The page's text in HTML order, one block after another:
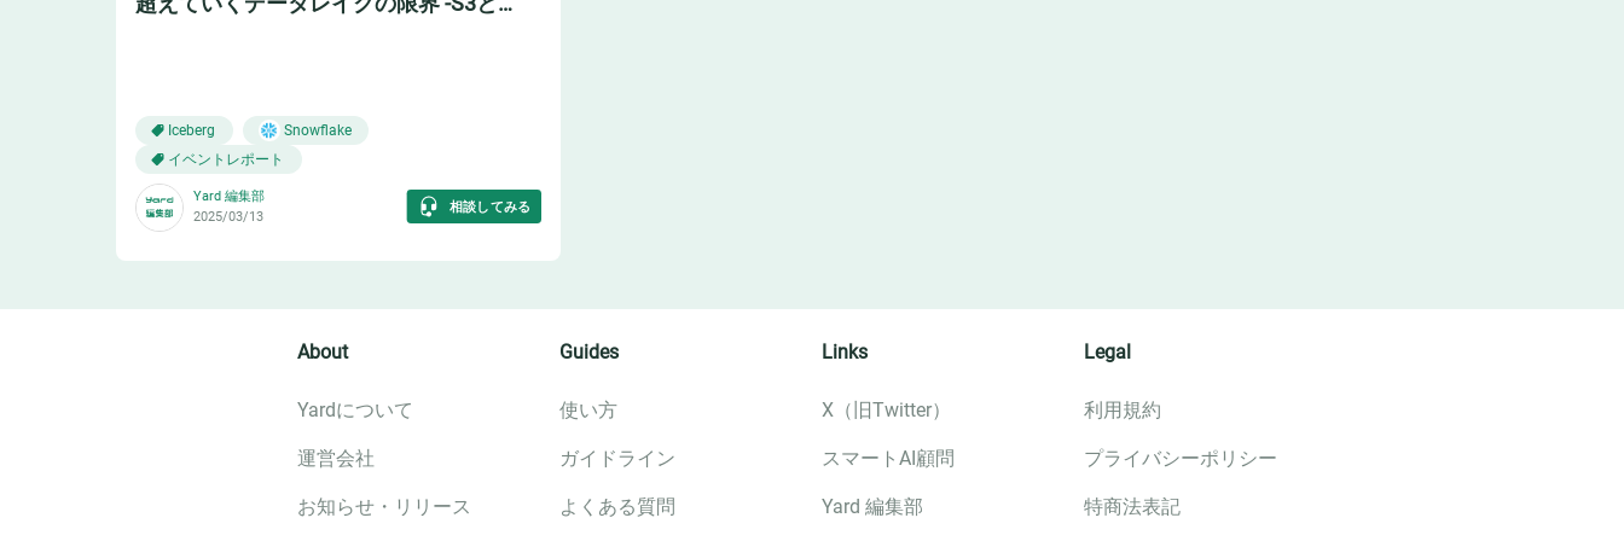
Iceberg
Snowflake
イベントレポート
Yard 編集部
2025/03/13
相談してみる
About
Yardについて
運営会社
お知らせ・リリース
Guides
使い方
ガイドライン
よくある質問
Links
X（旧Twitter）
スマートAI顧問
Yard 編集部
Legal
利用規約
プライバシーポリシー
特商法表記